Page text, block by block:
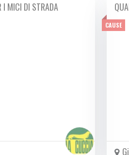
I MICI DI STRADA
CAUSE